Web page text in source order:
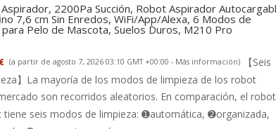
2200Pa Succión, Robot Aspirador
7,6 cm Sin Enredos, WiFi/App/Alexa, 6 Modos de
Pelo de Mascota, Suelos Duros, M210 Pro
(a partir de agosto 7, 2026 03:10 GMT +00:00 - Más información)
【Seis
】La mayoría de los modos de limpieza de los robot
son recorridos aleatorios. En comparación, el robot
tiene seis modos de limpieza: ➊automática, ➋organizada,